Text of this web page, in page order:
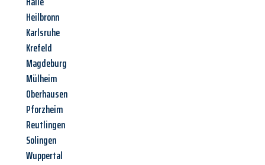
Heilbronn
Karlsruhe
Krefeld
Magdeburg
Mülheim
Oberhausen
Pforzheim
Reutlingen
Solingen
Wuppertal